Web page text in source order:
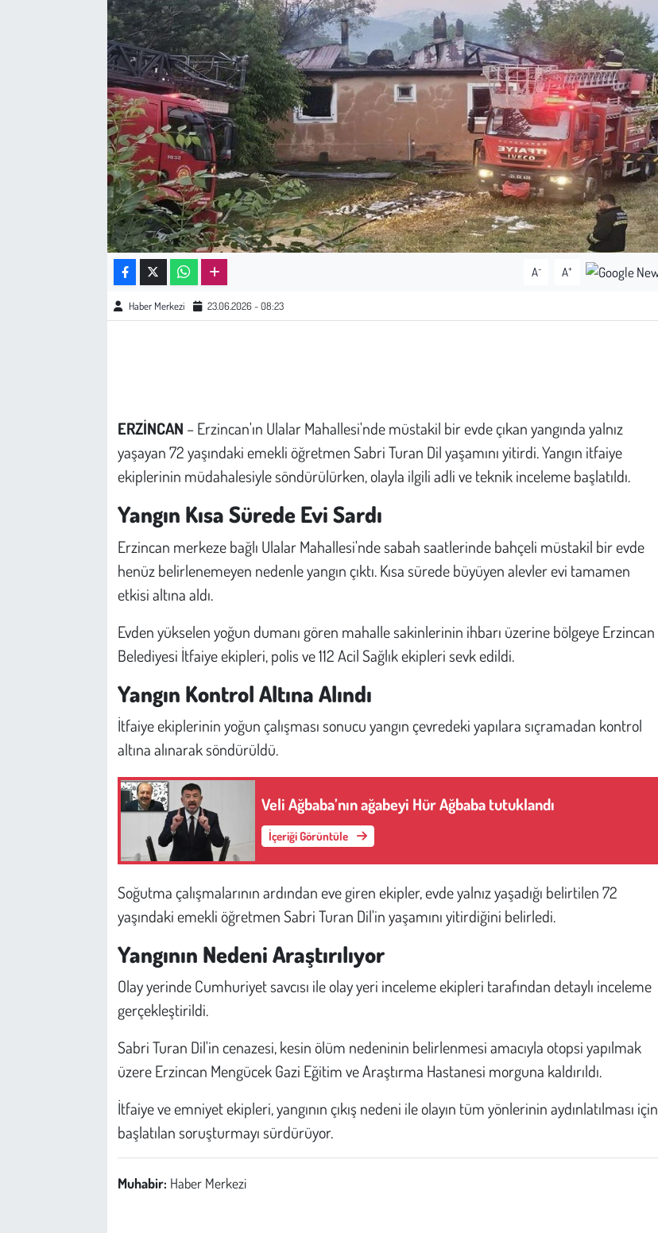
A- A+
Haber Merkezi 23.06.2026 - 08:23
ERZİNCAN – Erzincan'ın Ulalar Mahallesi'nde müstakil bir evde çıkan yangında yalnız
yaşayan 72 yaşındaki emekli öğretmen Sabri Turan Dil yaşamını yitirdi. Yangın itfaiye
ekiplerinin müdahalesiyle söndürülürken, olayla ilgili adli ve teknik inceleme başlatıldı.
Yangın Kısa Sürede Evi Sardı
Erzincan merkeze bağlı Ulalar Mahallesi'nde sabah saatlerinde bahçeli müstakil bir evde
henüz belirlenemeyen nedenle yangın çıktı. Kısa sürede büyüyen alevler evi tamamen
etkisi altına aldı.
Evden yükselen yoğun dumanı gören mahalle sakinlerinin ihbarı üzerine bölgeye Erzincan
Belediyesi İtfaiye ekipleri, polis ve 112 Acil Sağlık ekipleri sevk edildi.
Yangın Kontrol Altına Alındı
İtfaiye ekiplerinin yoğun çalışması sonucu yangın çevredeki yapılara sıçramadan kontrol
altına alınarak söndürüldü.
Veli Ağbaba’nın ağabeyi Hür Ağbaba tutuklandı
İçeriği Görüntüle
Soğutma çalışmalarının ardından eve giren ekipler, evde yalnız yaşadığı belirtilen 72
yaşındaki emekli öğretmen Sabri Turan Dil'in yaşamını yitirdiğini belirledi.
Yangının Nedeni Araştırılıyor
Olay yerinde Cumhuriyet savcısı ile olay yeri inceleme ekipleri tarafından detaylı inceleme
gerçekleştirildi.
Sabri Turan Dil'in cenazesi, kesin ölüm nedeninin belirlenmesi amacıyla otopsi yapılmak
üzere Erzincan Mengücek Gazi Eğitim ve Araştırma Hastanesi morguna kaldırıldı.
İtfaiye ve emniyet ekipleri, yangının çıkış nedeni ile olayın tüm yönlerinin aydınlatılması için
başlatılan soruşturmayı sürdürüyor.
Muhabir: Haber Merkezi
Kültür Sanat
Bilim - Teknoloji
İnsan Hakları
Günün İçinden